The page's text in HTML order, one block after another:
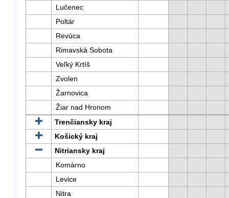
Lučenec
Poltár
Revúca
Rimavská Sobota
Veľký Krtíš
Zvolen
Žarnovica
Žiar nad Hronom
Trenčiansky kraj
Košický kraj
Nitriansky kraj
Komárno
Levice
Nitra